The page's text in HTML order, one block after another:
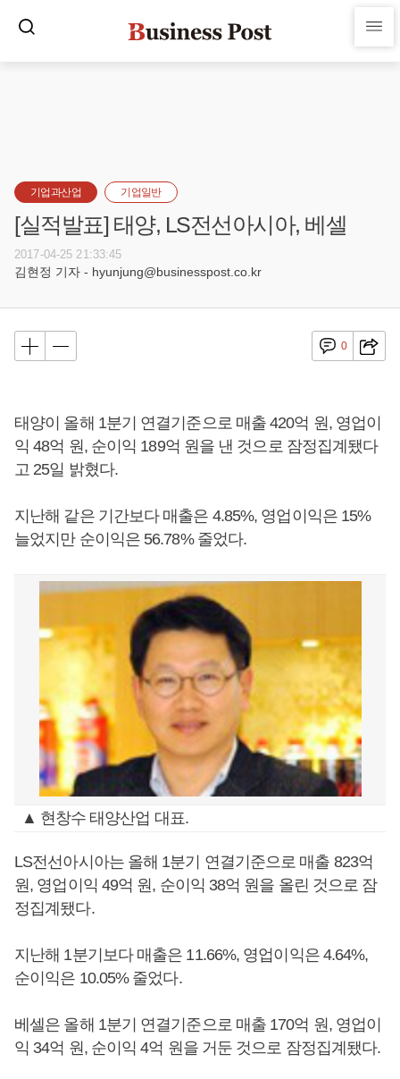
기업과산업 기업일반
[실적발표] 태양, LS전선아시아, 베셀
2017-04-25 21:33:45
김현정 기자 - hyunjung@businesspost.co.kr
0
태양이 올해 1분기 연결기준으로 매출 420억 원, 영업이
익 48억 원, 순이익 189억 원을 낸 것으로 잠정집계됐다
고 25일 밝혔다.
지난해 같은 기간보다 매출은 4.85%, 영업이익은 15%
늘었지만 순이익은 56.78% 줄었다.
▲ 현창수 태양산업 대표.
LS전선아시아는 올해 1분기 연결기준으로 매출 823억
원, 영업이익 49억 원, 순이익 38억 원을 올린 것으로 잠
정집계됐다.
지난해 1분기보다 매출은 11.66%, 영업이익은 4.64%,
순이익은 10.05% 줄었다.
베셀은 올해 1분기 연결기준으로 매출 170억 원, 영업이
익 34억 원, 순이익 4억 원을 거둔 것으로 잠정집계됐다.